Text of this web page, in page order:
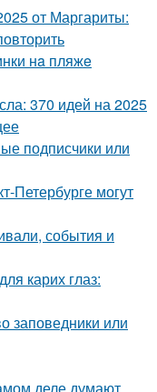
от Маргариты:
нa пляжe
370 идей на 2025
подписчики или
Петербурге могут
события и
карих глаз:
заповедники или